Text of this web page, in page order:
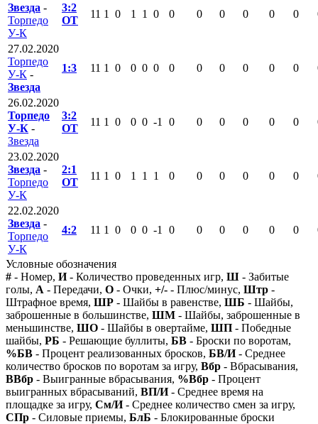
Звезда -
Торпедо
У-К
3:2
ОТ
11 1 0 1 1 0 0 0 0 0 0 0
27.02.2020
Торпедо
У-К -
Звезда
1:3 11 1 0 0 0 0 0 0 0 0 0 0
26.02.2020
Торпедо
У-К -
Звезда
3:2
ОТ
11 1 0 0 0 -1 0 0 0 0 0 0
23.02.2020
Звезда -
Торпедо
У-К
2:1
ОТ
11 1 0 1 1 1 0 0 0 0 0 0
22.02.2020
Звезда -
Торпедо
У-К
4:2 11 1 0 0 0 -1 0 0 0 0 0 0
Условные обозначения
# - Номер, И- Количество проведенных игр, Ш - Забитые
голы, А - Передачи, О - Очки, +/- - Плюс/минус, Штр -
Штрафное время, ШР - Шайбы в равенстве, ШБ - Шайбы,
заброшенные в большинстве, ШМ - Шайбы, заброшенные в
меньшинстве, ШО - Шайбы в овертайме, ШП - Победные
шайбы, РБ - Решающие буллиты, БВ - Броски по воротам,
%БВ - Процент реализованных бросков, БВ/И- Среднее
количество бросков по воротам за игру, Вбр - Вбрасывания,
ВВбр - Выигранные вбрасывания, %Вбр - Процент
выигранных вбрасываний, ВП/И- Среднее время на
площадке за игру, См/И- Среднее количество смен за игру,
СПр - Силовые приемы, БлБ - Блокированные броски